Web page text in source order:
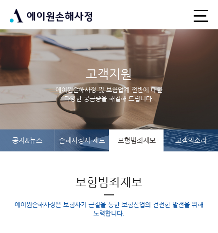
고객지원
에이원손해사정 및 보험업계 전반에 대한
다양한 궁금증을 해결해 드립니다.
공지&뉴스 손해사정사 제도 보험범죄제보 고객의소리
보험범죄제보
에이원손해사정은 보험사기 근절을 통한 보험산업의 건전한 발전을 위해
노력합니다.